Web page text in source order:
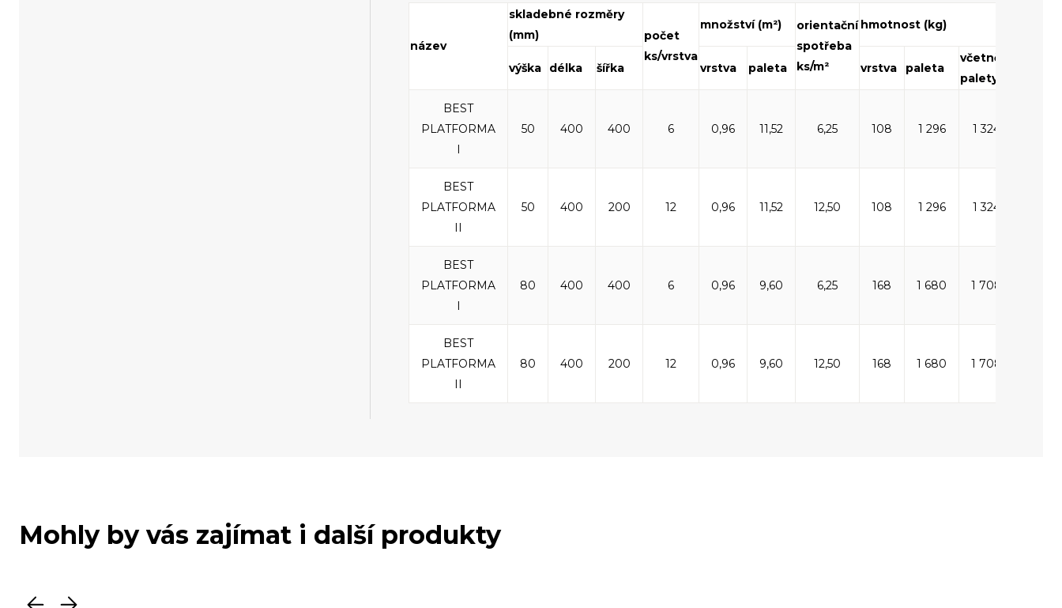
název
skladebné rozměry
(mm)
počet
ks/vrstva
množství (m²)
orientační
spotřeba
ks/m²
hmotnost (kg)
výška délka šířka vrstva paleta vrstva paleta
včetně
palety
BEST
PLATFORMA
I
50 400 400 6 0,96 11,52 6,25 108 1 296 1 324
BEST
PLATFORMA
II
50 400 200 12 0,96 11,52 12,50 108 1 296 1 324
BEST
PLATFORMA
I
80 400 400 6 0,96 9,60 6,25 168 1 680 1 708
BEST
PLATFORMA
II
80 400 200 12 0,96 9,60 12,50 168 1 680 1 708
Mohly by vás zajímat i další produkty